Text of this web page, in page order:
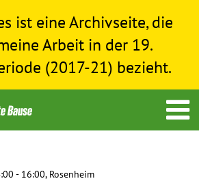
ist eine Archivseite, die
Arbeit in der 19.
(2017-21) bezieht.
- 16:00, Rosenheim